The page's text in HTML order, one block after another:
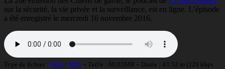
sur la sécurité, la vie privée et la surveillance, est en ligne. L’épisode
a été enregistré le mercredi 16 novembre 2016.
Type de fichier : OGG MP3 – Taille : 69,03MB – Durée : 43:52 m (220 kbps